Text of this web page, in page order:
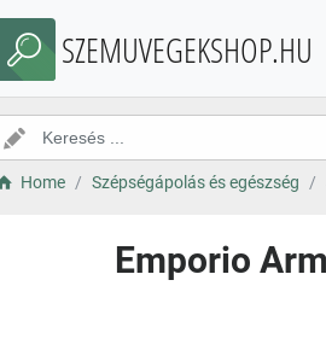
SZEMUVEGEKSHOP.HU
Home Szépségápolás és egészség
Emporio